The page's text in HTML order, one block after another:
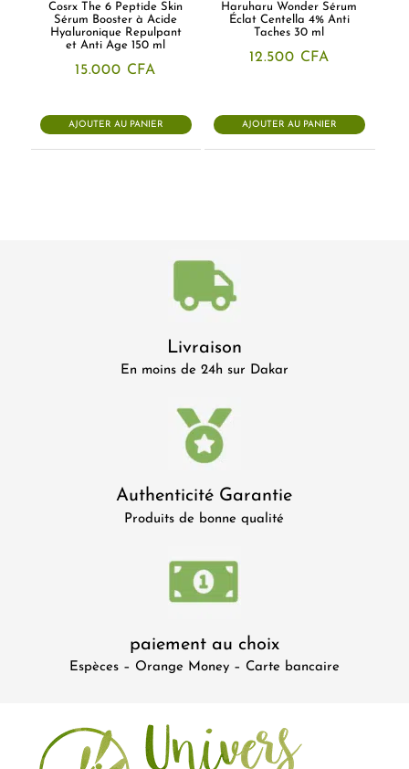
Cosrx The 6 Peptide Skin
Sérum Booster à Acide
Hyaluronique Repulpant
et Anti Age 150 ml
15.000 CFA
AJOUTER AU PANIER
Haruharu Wonder Sérum
Éclat Centella 4% Anti
Taches 30 ml
12.500 CFA
AJOUTER AU PANIER
Livraison
En moins de 24h sur Dakar
Authenticité Garantie
Produits de bonne qualité
paiement au choix
Espèces – Orange Money – Carte bancaire